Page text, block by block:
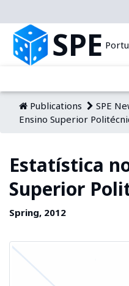
SPE
Publications SPE
Ensino Superior
Estatística
Superior
Spring, 2012